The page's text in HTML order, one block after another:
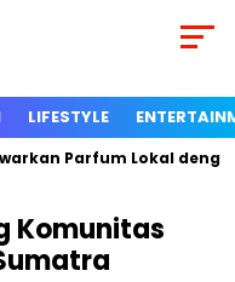
LIFESTYLE
Parfum Lokal
Komunitas